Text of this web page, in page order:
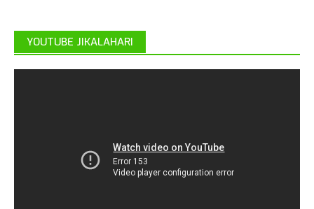
YOUTUBE JIKALAHARI